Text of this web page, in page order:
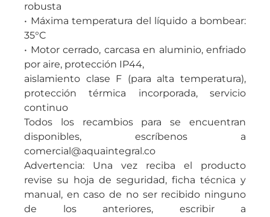
robusta
• Máxima temperatura del líquido a bombear:
35°C
• Motor cerrado, carcasa en aluminio, enfriado
por aire, protección IP44,
aislamiento clase F (para alta temperatura),
protección térmica incorporada, servicio
continuo
Todos los recambios para se encuentran
disponibles, escríbenos a
comercial@aquaintegral.co
Advertencia: Una vez reciba el producto
revise su hoja de seguridad, ficha técnica y
manual, en caso de no ser recibido ninguno
de los anteriores, escribir a